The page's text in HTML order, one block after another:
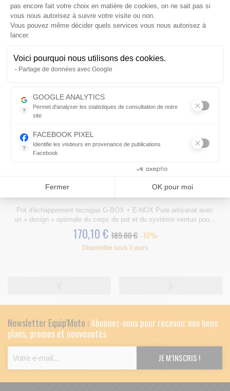
POT D'ÉCHAPPEMENT TECNIGAS E-NOX PEUGEOT XP6 MOTOR
HISPANIA RIEJU MRX SMX
Pot d'échappement tecnigas G-BOX + E-NOX Pure artisanat avec
161,10 € 179.00 € -10%
Fabriqué sous 7 à 21 jours
PRIX RÉDUIT
POT D'ÉCHAPPEMENT TECNIGAS E-NOX BULTACO LOBITO ASTRO
Pot d'échappement tecnigas G-BOX + E-NOX Pure artisanat avec
un « design » optimale du corps de pot et du système venturi pou...
170,10 € 189.00 € -10%
Disponible sous 3 jours
Newsletter Equip'Moto :Abonnez-vous pour recevoir nos bons
plans, promos et nouveautés
pas encore fait votre choix en matière de cookies, on ne sait pas si
vous nous autorisez à suivre votre visite ou non.
Vous pouvez même décider quels services vous nous autorisez à
lancer.
Voici pourquoi nous utilisons des cookies.
Partage de données avec Google
?
GOOGLE ANALYTICS
Permet d'analyser les statistiques de consultation de notre
site
?
FACEBOOK PIXEL
Identifie les visiteurs en provenance de publications
Facebook
Fermer OK pour moi
Axeptio consent